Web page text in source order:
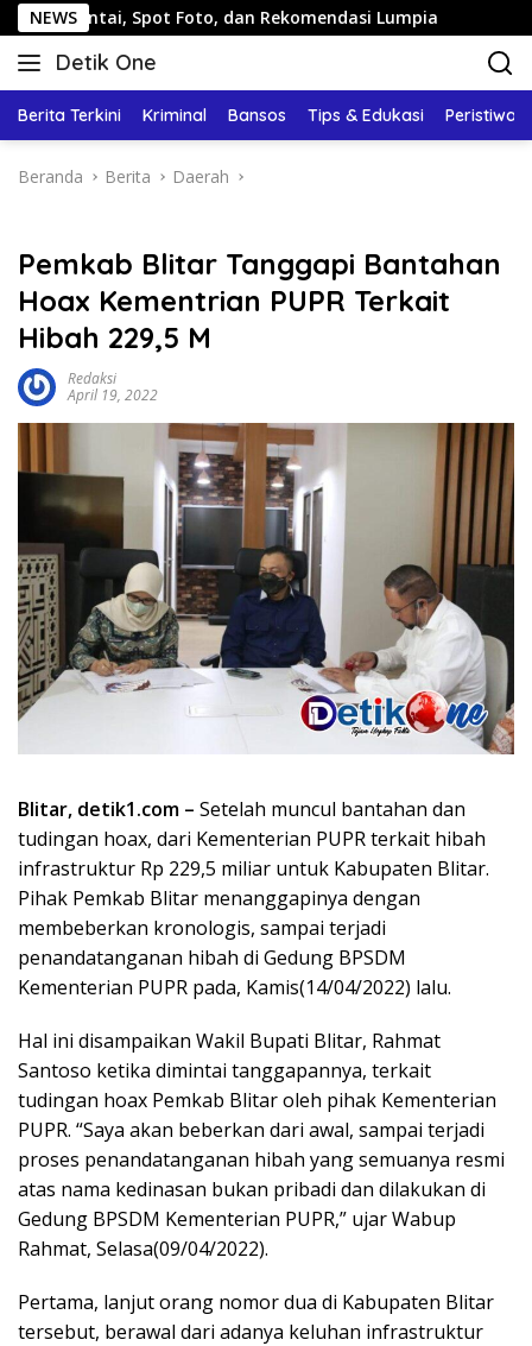
Langsung
ke
konten
NEWS
Spot Foto, dan Rekomendasi Lumpia Panduan
Detik One
Tajam
Fakta
Berita Terkini Kriminal Bansos Tips & Edukasi Peristiwa
Beranda Berita Daerah
Pemkab Blitar Tanggapi Bantahan
Hoax Kementrian PUPR Terkait
Hibah 229,5 M
Redaksi
April 19, 2022
Blitar, detik1.com – Setelah muncul bantahan dan
tudingan hoax, dari Kementerian PUPR terkait hibah
infrastruktur Rp 229,5 miliar untuk Kabupaten Blitar.
Pihak Pemkab Blitar menanggapinya dengan
membeberkan kronologis, sampai terjadi
penandatanganan hibah di Gedung BPSDM
Kementerian PUPR pada, Kamis(14/04/2022) lalu.
Hal ini disampaikan Wakil Bupati Blitar, Rahmat
Santoso ketika dimintai tanggapannya, terkait
tudingan hoax Pemkab Blitar oleh pihak Kementerian
PUPR. “Saya akan beberkan dari awal, sampai terjadi
proses penandatanganan hibah yang semuanya resmi
atas nama kedinasan bukan pribadi dan dilakukan di
Gedung BPSDM Kementerian PUPR,” ujar Wabup
Rahmat, Selasa(09/04/2022).
Pertama, lanjut orang nomor dua di Kabupaten Blitar
tersebut, berawal dari adanya keluhan infrastruktur